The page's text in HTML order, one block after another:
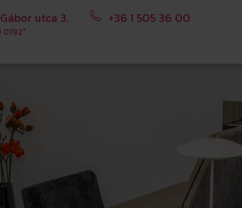
utca 3. +36 1 505 36 00